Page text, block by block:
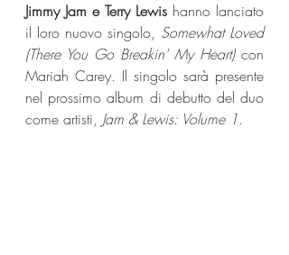
Jimmy Jam e Terry Lewis hanno lanciato
il loro nuovo singolo, Somewhat Loved
(There You Go Breakin' My Heart) con
Mariah Carey. Il singolo sarà presente
nel prossimo album di debutto del duo
come artisti, Jam & Lewis: Volume 1.